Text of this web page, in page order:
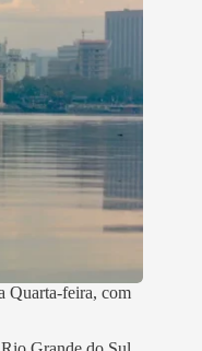
Quarta-feira, com